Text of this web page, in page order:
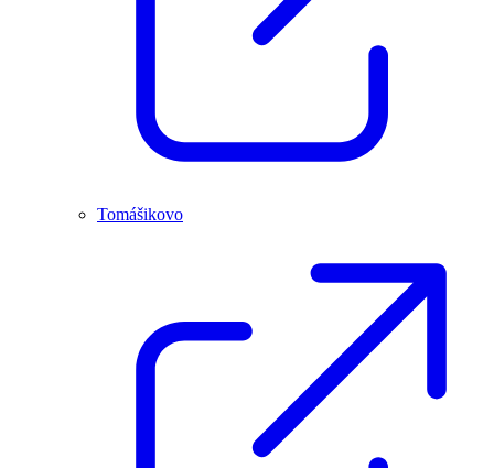
Tomášikovo